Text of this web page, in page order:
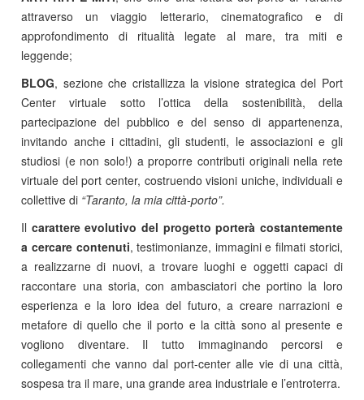
attraverso un viaggio letterario, cinematografico e di
approfondimento di ritualità legate al mare, tra miti e
leggende;
BLOG, sezione che cristallizza la visione strategica del Port
Center virtuale sotto l’ottica della sostenibilità, della
partecipazione del pubblico e del senso di appartenenza,
invitando anche i cittadini, gli studenti, le associazioni e gli
studiosi (e non solo!) a proporre contributi originali nella rete
virtuale del port center, costruendo visioni uniche, individuali e
collettive di “Taranto, la mia città-porto”.
Il carattere evolutivo del progetto porterà costantemente
a cercare contenuti, testimonianze, immagini e filmati storici,
a realizzarne di nuovi, a trovare luoghi e oggetti capaci di
raccontare una storia, con ambasciatori che portino la loro
esperienza e la loro idea del futuro, a creare narrazioni e
metafore di quello che il porto e la città sono al presente e
vogliono diventare. Il tutto immaginando percorsi e
collegamenti che vanno dal port-center alle vie di una città,
sospesa tra il mare, una grande area industriale e l’entroterra.